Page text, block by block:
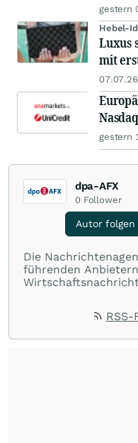
gestern
Hebel-
Luxus
mit
gestern
dpa-AFX
0 Follower
Autor folgen
Die
führenden
englischer
dpa-AFX
RSS-